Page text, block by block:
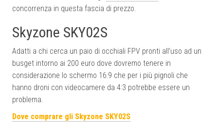
concorrenza in questa fascia di prezzo.
Skyzone SKY02S
Adatti a chi cerca un paio di occhiali FPV pronti all’uso ad un
busget intorno ai 200 euro dove dovremo tenere in
considerazione lo schermo 16:9 che per i più pignoli che
hanno droni con videocamere da 4:3 potrebbe essere un
problema.
Dove comprare gli Skyzone SKY02S